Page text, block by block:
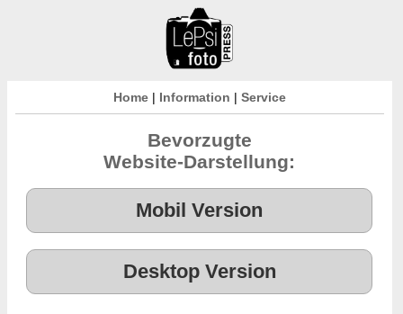
Home| Information | Service
Bevorzugte
Website-Darstellung: